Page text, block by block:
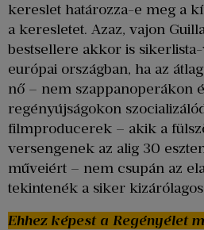
kereslet határozza-e meg a
a keresletet. Azaz, vajon
bestsellere akkor is
európai országban, ha az
nő – nem szappanoperákon
regényújságokon
filmproducerek – akik a
versengenek az alig 30
műveiért – nem csupán az
tekintenék a siker kizárólagos
Ehhez képest a Regényélet